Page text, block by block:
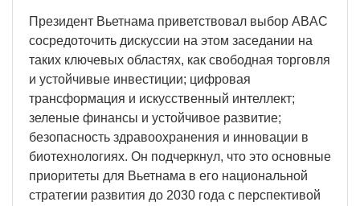
Президент Вьетнама приветствовал выбор ABAC
сосредоточить дискуссии на этом заседании на
таких ключевых областях, как свободная торговля
и устойчивые инвестиции; цифровая
трансформация и искусственный интеллект;
зеленые финансы и устойчивое развитие;
безопасность здравоохранения и инновации в
биотехнологиях. Он подчеркнул, что это основные
приоритеты для Вьетнама в его национальной
стратегии развития до 2030 года с перспективой